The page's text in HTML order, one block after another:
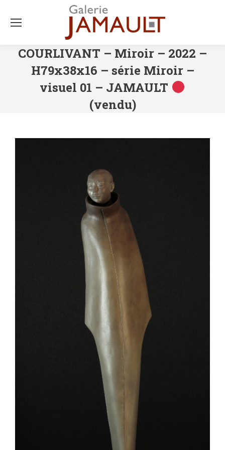
COURLIVANT – Miroir – 2022 –
H79x38x16 – série Miroir –
visuel 01 – JAMAULT
(vendu)